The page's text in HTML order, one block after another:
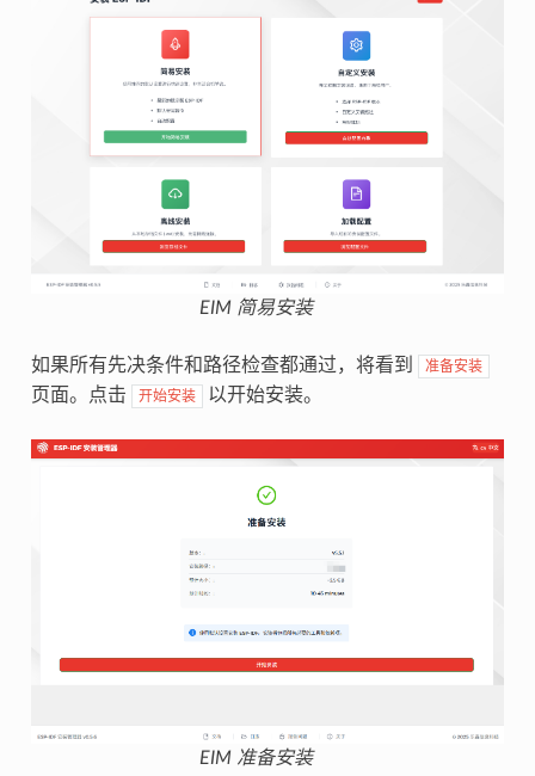
EIM 简易安装
如果所有先决条件和路径检查都通过，将看到 准备安装
页面。点击 开始安装 以开始安装。
EIM 准备安装